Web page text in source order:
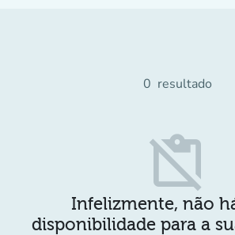
0 resultado
content_paste_off
Infelizmente, não
disponibilidade para a